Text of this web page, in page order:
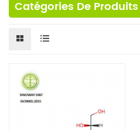
Catégories De Produits